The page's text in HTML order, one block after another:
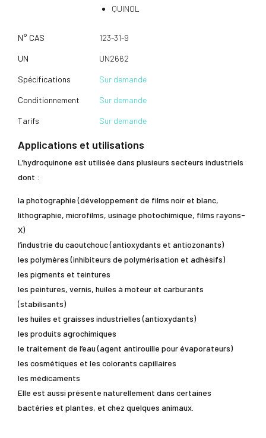
QUINOL
N° CAS 123-31-9
UN UN2662
Spécifications Sur demande
Conditionnement Sur demande
Tarifs Sur demande
Applications et utilisations
L’hydroquinone est utilisée dans plusieurs secteurs industriels
dont :
la photographie (développement de films noir et blanc,
lithographie, microfilms, usinage photochimique, films rayons-
X)
l’industrie du caoutchouc (antioxydants et antiozonants)
les polymères (inhibiteurs de polymérisation et adhésifs)
les pigments et teintures
les peintures, vernis, huiles à moteur et carburants
(stabilisants)
les huiles et graisses industrielles (antioxydants)
les produits agrochimiques
le traitement de l’eau (agent antirouille pour évaporateurs)
les cosmétiques et les colorants capillaires
les médicaments
Elle est aussi présente naturellement dans certaines
bactéries et plantes, et chez quelques animaux.